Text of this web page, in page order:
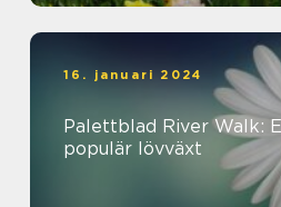
16. januari 2024
Palettblad River Walk:
populär lövväxt